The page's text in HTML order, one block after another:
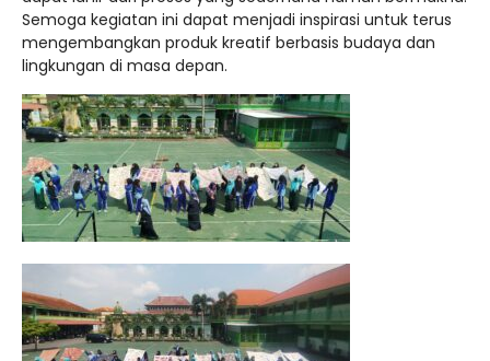
Semoga kegiatan ini dapat menjadi inspirasi untuk terus
mengembangkan produk kreatif berbasis budaya dan
lingkungan di masa depan.